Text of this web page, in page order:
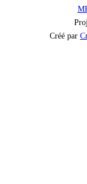
Créé par